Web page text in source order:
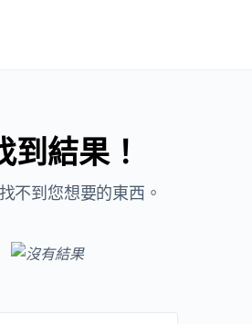
到結果！
不到您想要的東西。